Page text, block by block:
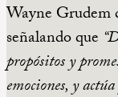
Wayne
señalando que
propósitos y
emociones, y